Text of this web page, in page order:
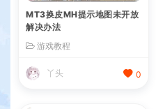
MT3换皮MH提示地图未开放
解决办法
游戏教程
丫头 0